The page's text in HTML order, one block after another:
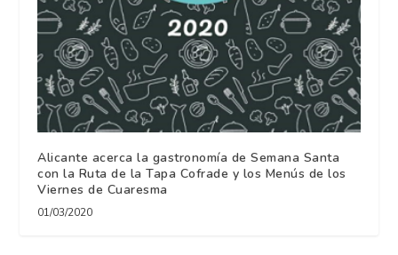
Alicante acerca la gastronomía de Semana Santa
con la Ruta de la Tapa Cofrade y los Menús de los
Viernes de Cuaresma
01/03/2020